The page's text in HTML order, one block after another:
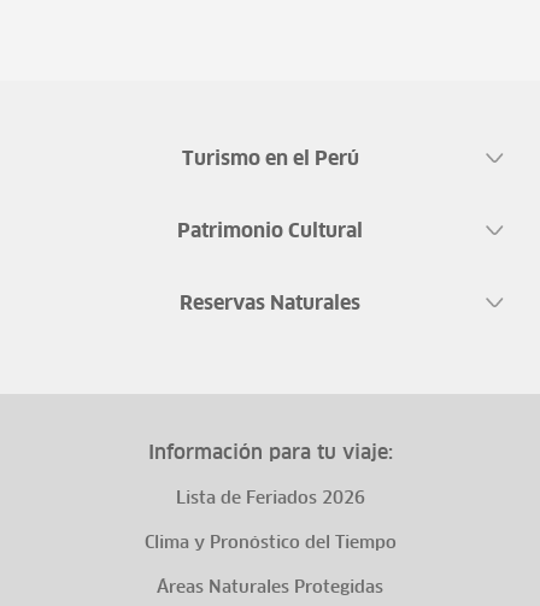
Turismo en el Perú
Patrimonio Cultural
Reservas Naturales
Información para tu viaje:
Lista de Feriados 2026
Clima y Pronóstico del Tiempo
Áreas Naturales Protegidas